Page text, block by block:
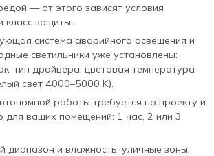
— от этого зависят условия
класс защиты.
система аварийного освещения и
светильники уже установлены:
тип драйвера, цветовая температура
свет 4000–5000 K).
работы требуется по проекту и
для ваших помещений: 1 час, 2 или 3
диапазон и влажность: уличные зоны,